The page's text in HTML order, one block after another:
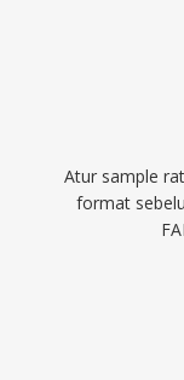
Atur sample
format